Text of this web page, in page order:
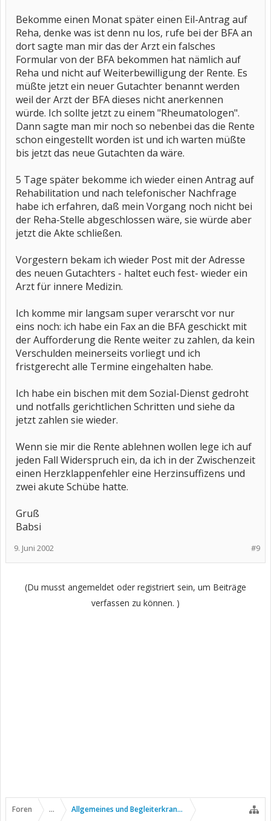
Bekomme einen Monat später einen Eil-Antrag auf
Reha, denke was ist denn nu los, rufe bei der BFA an
dort sagte man mir das der Arzt ein falsches
Formular von der BFA bekommen hat nämlich auf
Reha und nicht auf Weiterbewilligung der Rente. Es
müßte jetzt ein neuer Gutachter benannt werden
weil der Arzt der BFA dieses nicht anerkennen
würde. Ich sollte jetzt zu einem "Rheumatologen".
Dann sagte man mir noch so nebenbei das die Rente
schon eingestellt worden ist und ich warten müßte
bis jetzt das neue Gutachten da wäre.
5 Tage später bekomme ich wieder einen Antrag auf
Rehabilitation und nach telefonischer Nachfrage
habe ich erfahren, daß mein Vorgang noch nicht bei
der Reha-Stelle abgeschlossen wäre, sie würde aber
jetzt die Akte schließen.
Vorgestern bekam ich wieder Post mit der Adresse
des neuen Gutachters - haltet euch fest- wieder ein
Arzt für innere Medizin.
Ich komme mir langsam super verarscht vor nur
eins noch: ich habe ein Fax an die BFA geschickt mit
der Aufforderung die Rente weiter zu zahlen, da kein
Verschulden meinerseits vorliegt und ich
fristgerecht alle Termine eingehalten habe.
Ich habe ein bischen mit dem Sozial-Dienst gedroht
und notfalls gerichtlichen Schritten und siehe da
jetzt zahlen sie wieder.
Wenn sie mir die Rente ablehnen wollen lege ich auf
jeden Fall Widerspruch ein, da ich in der Zwischenzeit
einen Herzklappenfehler eine Herzinsuffizens und
zwei akute Schübe hatte.
Gruß
Babsi
#9
9. Juni 2002
(Du musst angemeldet oder registriert sein, um Beiträge
verfassen zu können. )
Foren ... Allgemeines und Begleiterkrankungen